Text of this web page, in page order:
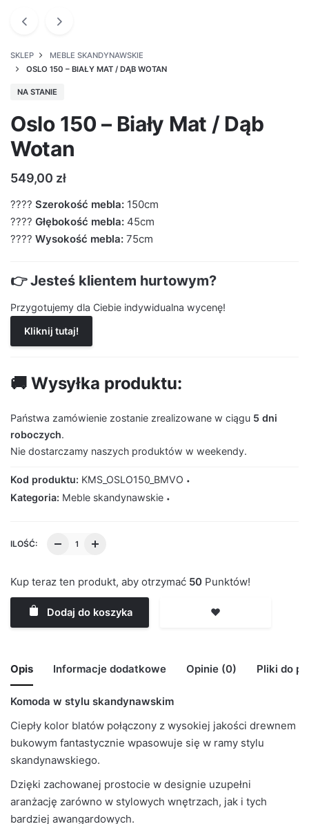
SKLEP
MEBLE SKANDYNAWSKIE
OSLO 150 – BIAŁY MAT / DĄB WOTAN
NA STANIE
Oslo 150 – Biały Mat / Dąb
Wotan
549,00 zł
???? Szerokość mebla: 150cm
???? Głębokość mebla: 45cm
???? Wysokość mebla: 75cm
👉 Jesteś klientem hurtowym?
Przygotujemy dla Ciebie indywidualna wycenę!
Kliknij tutaj!
🚚 Wysyłka produktu:
Państwa zamówienie zostanie zrealizowane w ciągu 5 dni
roboczych.
Nie dostarczamy naszych produktów w weekendy.
Kod produktu: KMS_OSLO150_BMVO
Kategoria: Meble skandynawskie
ILOŚĆ:
Kup teraz ten produkt, aby otrzymać 50 Punktów!
Dodaj do koszyka ❤️
Opis Informacje dodatkowe Opinie (0) Pliki do
Komoda w stylu skandynawskim
Ciepły kolor blatów połączony z wysokiej jakości drewnem
bukowym fantastycznie wpasowuje się w ramy stylu
skandynawskiego.
Dzięki zachowanej prostocie w designie uzupełni
aranżację zarówno w stylowych wnętrzach, jak i tych
bardziej awangardowych.
Waga 60 kg
Kolor Korpus Biały Mat
Kolor Frontu Biały Mat
Liczba
🙁 Nie ma jeszcze opinii o tym produkcie..
Only logged in customers who have purchased this
product may leave a review.
BRAK MODELU 3D Oslo_150